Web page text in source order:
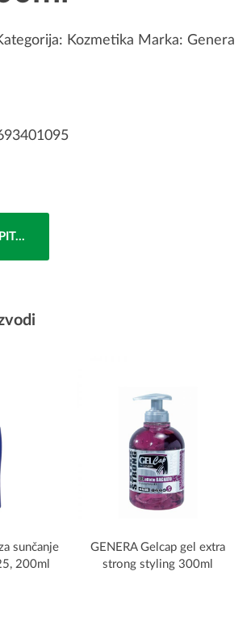
Kozmetika Marka: Genera
sunčanje
200ml
GENERA Gelcap gel extra
strong styling 300ml